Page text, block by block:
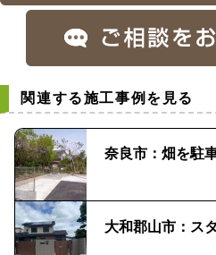
関連する施工事例を見る